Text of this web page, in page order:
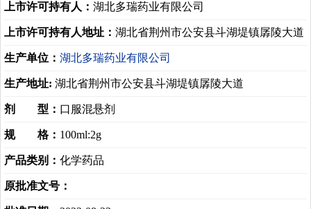
上市许可持有人： 湖北多瑞药业有限公司
上市许可持有人地址： 湖北省荆州市公安县斗湖堤镇孱陵大道
生产单位： 湖北多瑞药业有限公司
生产地址: 湖北省荆州市公安县斗湖堤镇孱陵大道
剂 型： 口服混悬剂
规 格： 100ml:2g
产品类别： 化学药品
原批准文号：